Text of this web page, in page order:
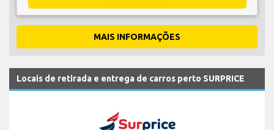
MAIS INFORMAÇÕES
Locais de retirada e entrega de carros perto SURPRICE